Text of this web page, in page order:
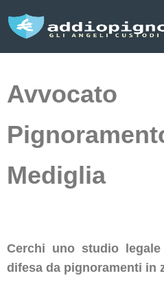
Mediglia
Cerchi uno studio
difesa da pignoramenti in